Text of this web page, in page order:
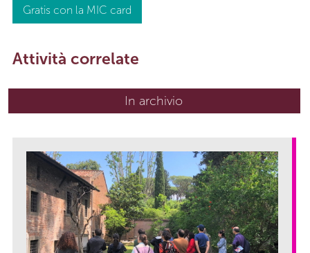
Gratis con la MIC card
Attività correlate
In archivio